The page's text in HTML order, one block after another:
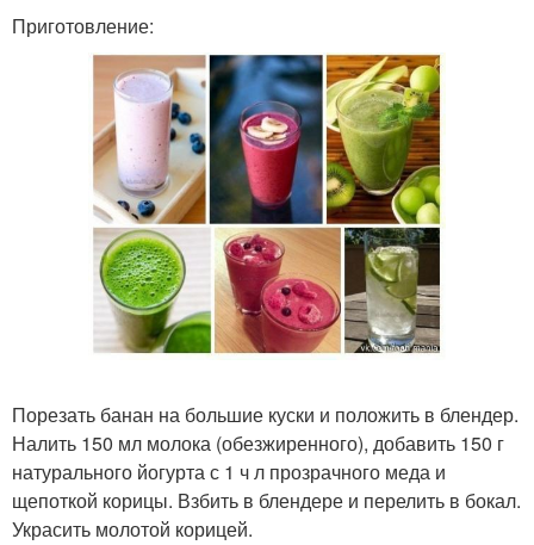
Приготовление:
Порезать банан на большие куски и положить в блендер.
Налить 150 мл молока (обезжиренного), добавить 150 г
натурального йогурта с 1 ч л прозрачного меда и
щепоткой корицы. Взбить в блендере и перелить в бокал.
Украсить молотой корицей.